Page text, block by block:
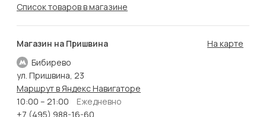
Список товаров в магазине
Магазин на Пришвина
Бибирево
На карте
ул. Пришвина, 23
Маршрут в Яндекс Навигаторе
10:00 – 21:00
Ежедневно
+7 (495) 988-16-60